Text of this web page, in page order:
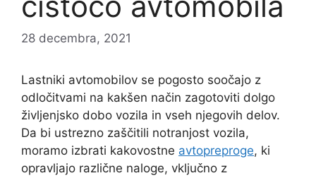
28 decembra, 2021
Lastniki avtomobilov se pogosto soočajo z
odločitvami na kakšen način zagotoviti dolgo
življenjsko dobo vozila in vseh njegovih delov.
Da bi ustrezno zaščitili notranjost vozila,
moramo izbrati kakovostne avtopreproge, ki
opravljajo različne naloge, vključno z